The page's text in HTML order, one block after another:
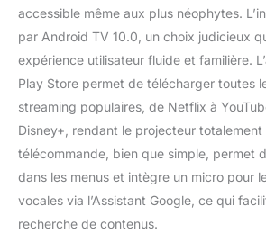
accessible même aux plus néophytes.
par Android TV 10.0, un choix judicieux
expérience utilisateur fluide et familière.
Play Store permet de télécharger toutes
streaming populaires, de Netflix à
Disney+, rendant le projecteur totalement
télécommande, bien que simple, permet
dans les menus et intègre un micro pour
vocales via l’Assistant Google, ce qui
recherche de contenus.